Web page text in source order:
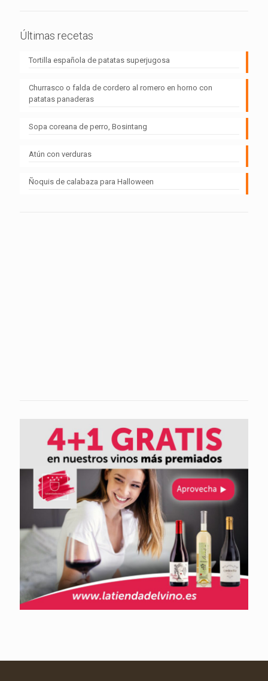
Últimas recetas
Tortilla española de patatas superjugosa
Churrasco o falda de cordero al romero en horno con
patatas panaderas
Sopa coreana de perro, Bosintang
Atún con verduras
Ñoquis de calabaza para Halloween